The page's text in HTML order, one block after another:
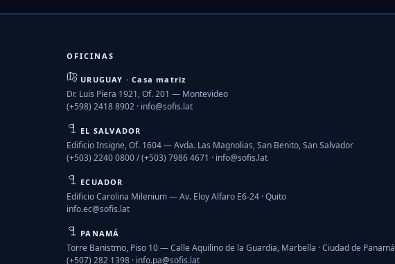
OFICINAS
URUGUAY · Casa matriz
Dr. Luis Piera 1921, Of. 201 — Montevideo
(+598) 2418 8902 · info@sofis.lat
EL SALVADOR
Edificio Insigne, Of. 1604 — Avda. Las Magnolias, San Benito, San Salvador
(+503) 2240 0800 / (+503) 7986 4671 · info@sofis.lat
ECUADOR
Edificio Carolina Milenium — Av. Eloy Alfaro E6-24 · Quito
info.ec@sofis.lat
PANAMÁ
Torre Banistmo, Piso 10 — Calle Aquilino de la Guardia, Marbella · Ciudad de Panamá
(+507) 282 1398 · info.pa@sofis.lat